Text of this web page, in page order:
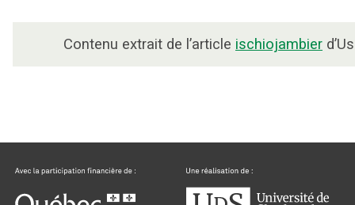
Contenu extrait de l’article ischiojambier